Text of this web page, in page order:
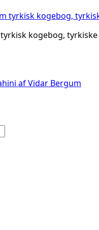
kogebog,
af Vidar Bergum